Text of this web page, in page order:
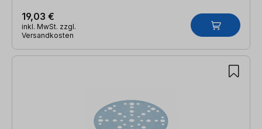
19,03 €
inkl. MwSt. zzgl.
Versandkosten